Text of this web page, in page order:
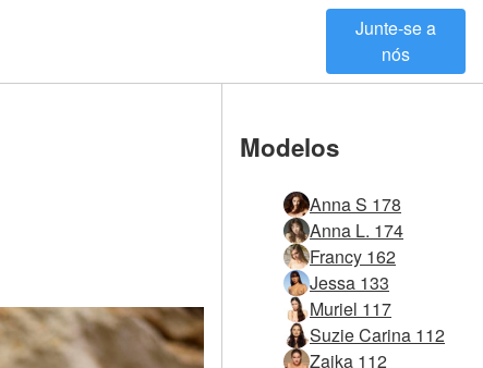
Junte-se a
nós
Modelos
Anna S 178
Anna L. 174
Francy 162
Jessa 133
Muriel 117
Suzie Carina 112
Zaika 112